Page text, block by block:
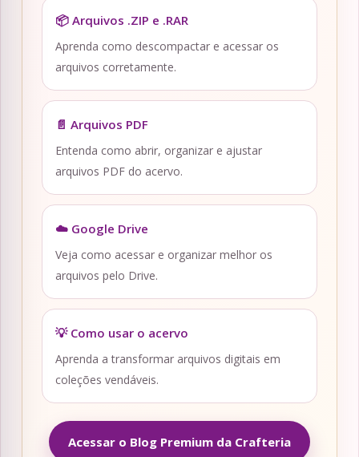
📦 Arquivos .ZIP e .RAR
Aprenda como descompactar e acessar os
arquivos corretamente.
📄 Arquivos PDF
Entenda como abrir, organizar e ajustar
arquivos PDF do acervo.
☁️ Google Drive
Veja como acessar e organizar melhor os
arquivos pelo Drive.
💡 Como usar o acervo
Aprenda a transformar arquivos digitais em
coleções vendáveis.
Acessar o Blog Premium da Crafteria